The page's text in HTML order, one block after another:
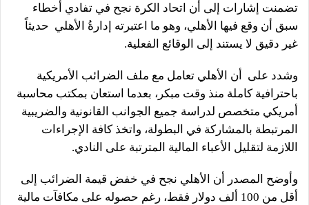
تضمنت إشارات إلى أن اتحاد الكرة نجح في تفادي أخطاء
سبق أن وقع فيها الأهلي، وهو ما اعتبرته إدارةُ الأهلي حديثاً
غير دقيق لا يستند إلى الوقائع الفعلية.
وشدد على أن الأهلي تعامل مع ملف الضرائب الأمريكية
باحترافية كاملة منذ وقت مبكر، بعدما استعان بمكتب محاسبة
أمريكي متخصص لدراسة جميع الجوانب القانونية والضريبية
المرتبطة بالمشاركة في البطولة، واتخذ كافة الإجراءات
اللازمة لتقليل الأعباء المالية المترتبة على النادي.
وأوضح المصدر أن الأهلي نجح في خفض قيمة الضرائب إلى
أقل من 100 ألف دولار فقط، رغم حصوله على مكافآت مالية